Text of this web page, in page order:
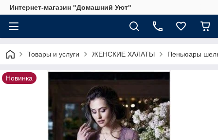
Интернет-магазин "Домашний Уют"
Товары и услуги ЖЕНСКИЕ ХАЛАТЫ Пеньюары
Новинка